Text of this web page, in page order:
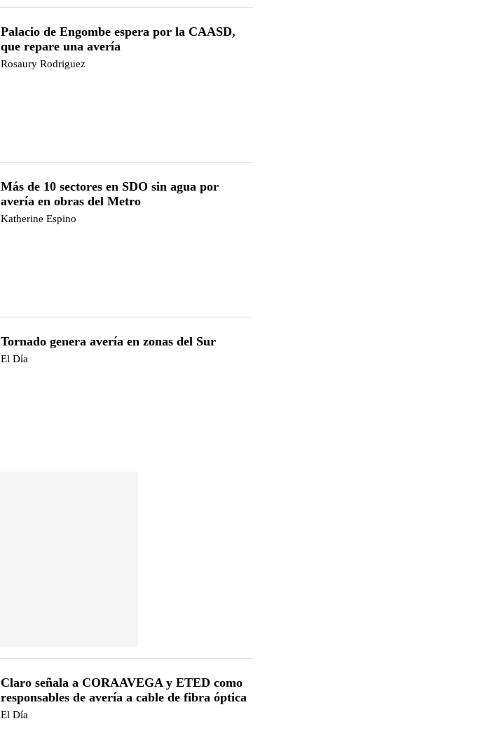
Palacio de Engombe espera por la CAASD,
que repare una avería
Rosaury Rodriguez
Más de 10 sectores en SDO sin agua por
avería en obras del Metro
Katherine Espino
Tornado genera avería en zonas del Sur
El Día
Claro señala a CORAAVEGA y ETED como
responsables de avería a cable de fibra óptica
El Día